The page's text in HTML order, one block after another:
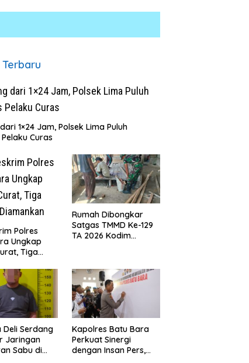
Batu Bara Perkuat
dengan Insan Pers,
Komunikasi untuk
Kamtibmas Kondusif
Hampir 2 Kilogram Sabu di
Musnahkan, Baguan Komitmen
Polres Batubar Berantas
Peredaran Narkotika
1×24 Jam, Polsek Lima Puluh
Curas
Polres
Ungkap
Tiga
Rumah Dibongkar
Satgas TMMD Ke-129
TA 2026 Kodim
Impiannya Miliki
Rumah Layak Huni
Segera Terwujud
Deli Serdang
Jaringan
Sabu di
Kapolres Batu Bara
Perkuat Sinergi
dengan Insan Pers,